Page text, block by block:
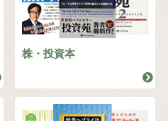
株・投資本